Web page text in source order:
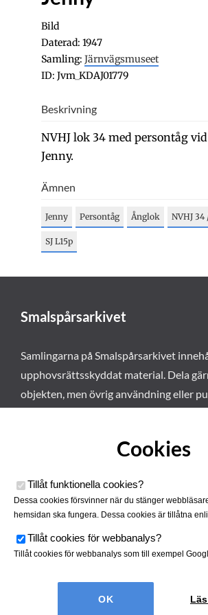
Bild
Daterad: 1947
Samling: Järnvägsmuseet
ID: Jvm_KDAJ01779
Beskrivning
NVHJ lok 34 med persontåg
Jenny.
Ämnen
Jenny Persontåg Ånglok NVHJ 34
SJ L15p
Smalspårsarkivet
Samlingarna på Smalspårsarkivet
upphovsrättsskyddat material. Dela
objekten, men övrig användning eller
Smalspårsarkivet drivs av
Cookies
Tillåt funktionella cookies?
Dessa cookies försvinner när du stänger
hemsidan ska fungera. Dessa cookies är tillåtna
Tillåt cookies för webbanalys?
Tillåt cookies för webbanalys som till exempel